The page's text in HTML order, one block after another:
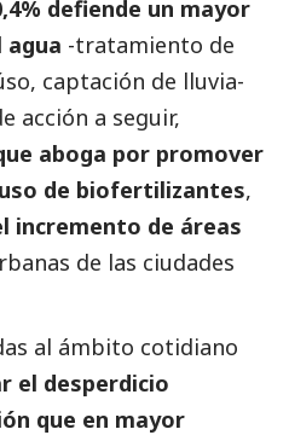
defiende un mayor
agua -tratamiento de
captación de lluvia-
acción a seguir,
aboga por promover
de biofertilizantes,
incremento de áreas
de las ciudades
al ámbito cotidiano
el desperdicio
que en mayor